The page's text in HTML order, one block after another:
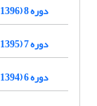
دوره 8 (1396)
دوره 7 (1395)
دوره 6 (1394)